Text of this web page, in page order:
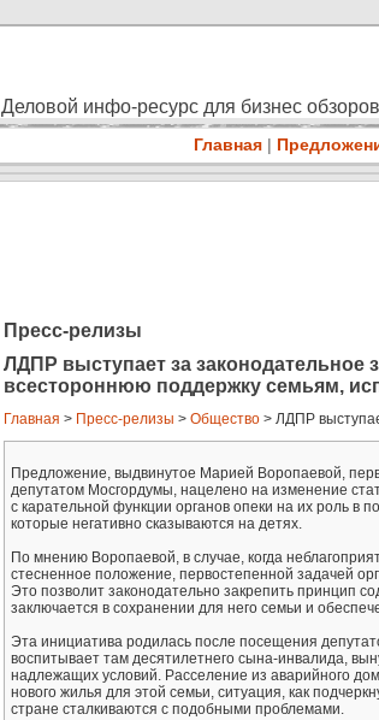
Деловой инфо-ресурс для бизнес
Главная |
Пресс-релизы
ЛДПР выступает за законодательное
всестороннюю поддержку семьям,
Главная > Пресс-релизы > Общество > ЛДПР
Предложение, выдвинутое Марией Воропаевой,
депутатом Мосгордумы, нацелено на изменение
с карательной функции органов опеки на их роль в
которые негативно сказываются на детях.
По мнению Воропаевой, в случае, когда
стесненное положение, первостепенной задачей
Это позволит законодательно закрепить принцип
заключается в сохранении для него семьи и
Эта инициатива родилась после посещения
воспитывает там десятилетнего сына-инвалида,
надлежащих условий. Расселение из аварийного
нового жилья для этой семьи, ситуация, как
стране сталкиваются с подобными проблемами.